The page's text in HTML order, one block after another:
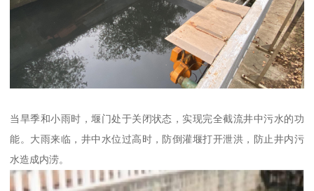
当旱季和小雨时，堰门处于关闭状态，实现完全截流井中污水的功
能。大雨来临，井中水位过高时，防倒灌堰打开泄洪，防止井内污
水造成内涝。